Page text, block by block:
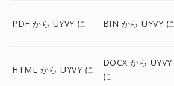
PDF から UYVY に BIN から UYVY に
HTML から UYVY に
DOCX から UYVY
に